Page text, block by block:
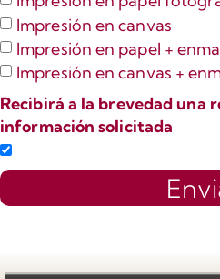
Impresión en canvas
Impresión en papel +
Impresión en canvas +
Recibirá a la brevedad una
información solicitada